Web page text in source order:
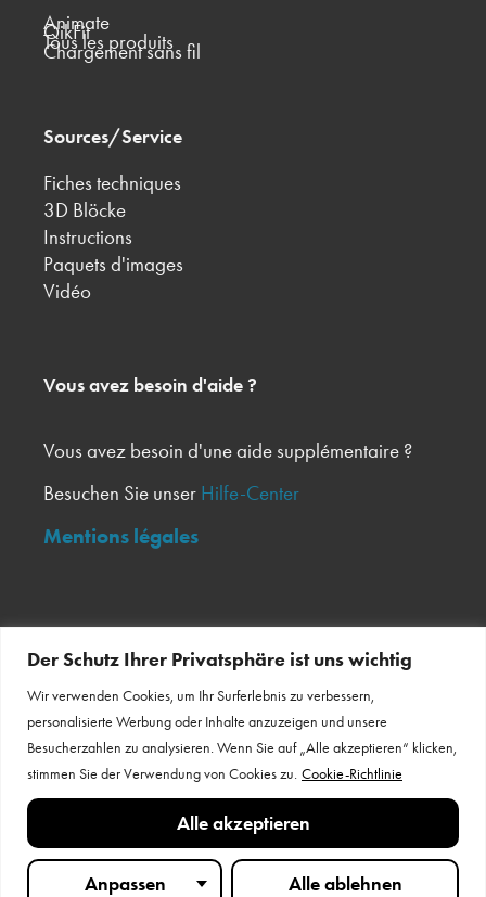
Der Schutz Ihrer Privatsphäre ist uns wichtig
Wir verwenden Cookies, um Ihr Surferlebnis zu verbessern,
personalisierte Werbung oder Inhalte anzuzeigen und unsere
Besucherzahlen zu analysieren. Wenn Sie auf „Alle akzeptieren“ klicken,
stimmen Sie der Verwendung von Cookies zu. Cookie-Richtlinie
Anpassen Alle ablehnen
Alle akzeptieren
Animate
QikFit
Tous les produits
Chargement sans fil
Sources/Service
Fiches techniques
3D Blöcke
Instructions
Paquets d'images
Vidéo
Vous avez besoin d'aide ?
Vous avez besoin d'une aide supplémentaire ?
Besuchen Sie unser Hilfe-Center
Mentions légales
Bulletin d'information
Restez en contact